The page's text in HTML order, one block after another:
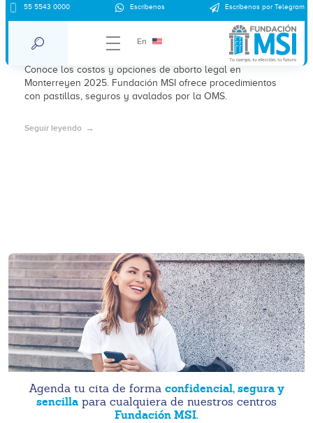
55 5543 0000 Escríbenos Escríbenos por Telegram
En
¿Cuánto cuesta un aborto en Monterrey
en 2025?
Conoce los costos y opciones de aborto legal en
Monterreyen 2025. Fundación MSI ofrece procedimientos
con pastillas, seguros y avalados por la OMS.
Seguir leyendo
Agenda tu cita de forma confidencial, segura y
sencilla para cualquiera de nuestros centros
Fundación MSI.